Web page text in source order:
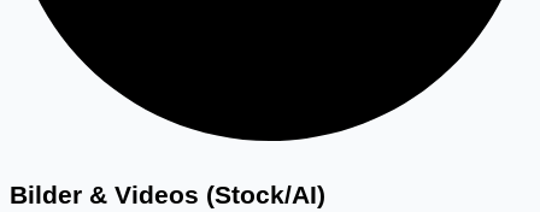
Bilder & Videos (Stock/AI)